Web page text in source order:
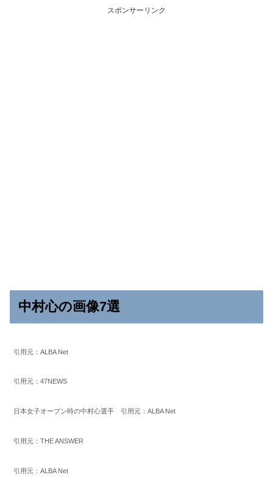
スポンサーリンク
中村心の画像7選
引用元：ALBA Net
引用元：47NEWS
日本女子オープン時の中村心選手 引用元：ALBA Net
引用元：THE ANSWER
引用元：ALBA Net